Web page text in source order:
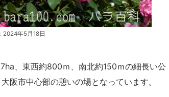
年5月18日
、東西約800ｍ、南北約150ｍの細長い公
阪市中心部の憩いの場となっています。